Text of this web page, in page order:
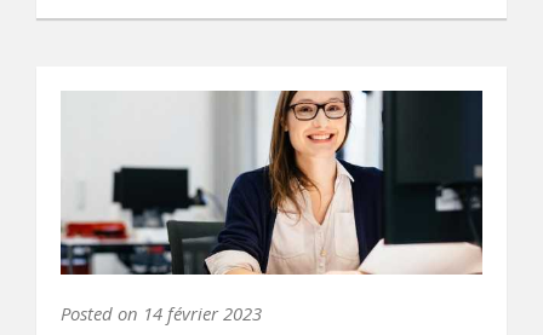
Posted on 14 février 2023